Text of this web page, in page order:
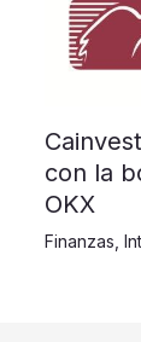
con la
OKX
Finanzas